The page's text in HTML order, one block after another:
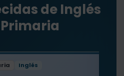
de Inglés
Primaria
Inglés